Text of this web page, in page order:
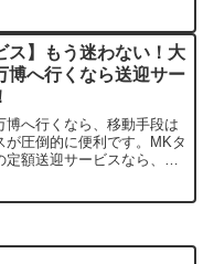
用すれば、手間なく充実し
きます。次の休みは、思い
の一日を作りに出かけませ
ス】もう迷わない！大
博へ行くなら送迎サー
博へ行くなら、移動手段は
が圧倒的に便利です。MKタ
定額送迎サービスなら、自
して、万博を最高の思い出